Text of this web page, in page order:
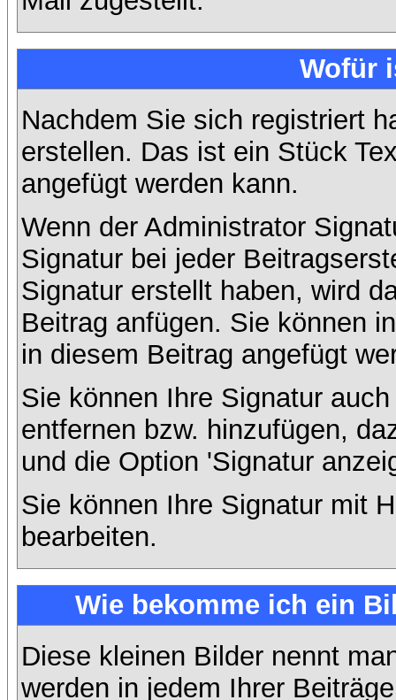
Wofür
Nachdem Sie sich registriert
erstellen. Das ist ein Stück
angefügt werden kann.
Wenn der Administrator
Signatur bei jeder
Signatur erstellt haben, wird
Beitrag anfügen. Sie können
in diesem Beitrag angefügt
Sie können Ihre Signatur
entfernen bzw. hinzufügen,
und die Option 'Signatur
Sie können Ihre Signatur mit
bearbeiten.
Wie bekomme ich ein
Diese kleinen Bilder nennt
werden in jedem Ihrer